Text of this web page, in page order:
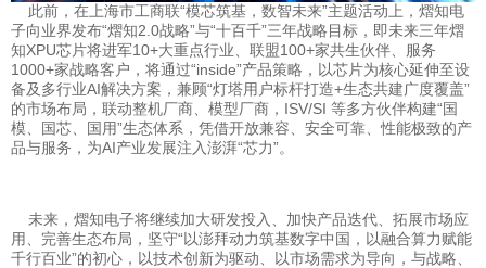
此前，在上海市工商联“模芯筑基，数智未来”主题活动上，熠知电
子向业界发布“熠知2.0战略”与“十百千”三年战略目标 ，即未来三年熠
知XPU芯片将进军10+大重点行业、联盟100+家共生伙伴、服务
1000+家战略客户 ，将通过“inside”产品策略，以芯片为核心延伸至设
备及多行业AI解决方案，兼顾“灯塔用户标杆打造+生态共建广度覆盖”
的市场布局，联动整机厂商、模型厂商，ISV/SI 等多方伙伴构建“国
模、国芯、国用”生态体系，凭借开放兼容、安全可靠、性能极致的产
品与服务，为AI产业发展注入澎湃“芯力”。
未来，熠知电子将继续加大研发投入、加快产品迭代、拓展市场应
用、完善生态布局，坚守“以澎拜动力筑基数字中国，以融合算力赋能
千行百业”的初心，以技术创新为驱动、以市场需求为导向，与战略、